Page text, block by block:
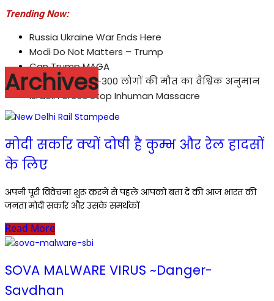
Trending Now:
Russia Ukraine War Ends Here
Modi Do Not Matters – Trump
Can Trump MAGA
कुम्भ मेला : 250-300 लोगों की मौत का वैश्विक अनुमान
Israeli Forces Stop Inhuman Massacre
Archives
मोदी सर्कार क्यों दोषी है कुम्भ और रेल हादसों
के लिए
अपनी पूरी विवेचना शुरू करने से पहले आपको बता दें की आज भारत की
जनता मोदी सर्कार और उसके समर्थकों
Read More
SOVA MALWARE VIRUS ~Danger-
Savdhan